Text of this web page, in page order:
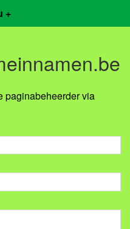
+
paginabeheerder via